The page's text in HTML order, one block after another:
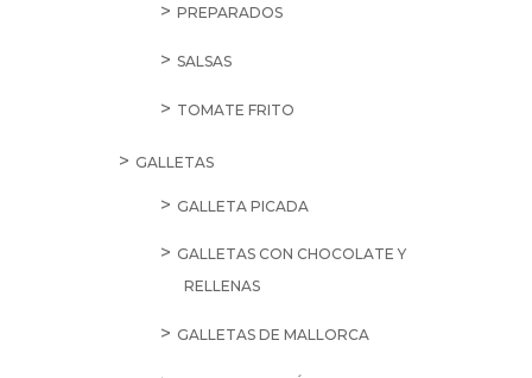
PREPARADOS
SALSAS
TOMATE FRITO
GALLETAS
GALLETA PICADA
GALLETAS CON CHOCOLATE Y
RELLENAS
GALLETAS DE MALLORCA